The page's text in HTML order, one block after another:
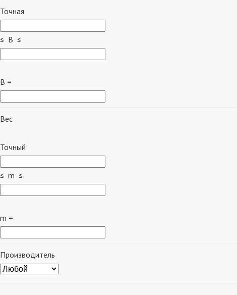
Точная
≤ B ≤
B =
Вес
Точный
≤ m ≤
m =
Производитель